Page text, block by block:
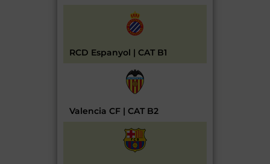
RCD Espanyol | CAT B1
Valencia CF | CAT B2